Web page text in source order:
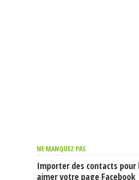
NE MANQUEZ PAS
Importer des contacts pour
aimer votre page Facebook